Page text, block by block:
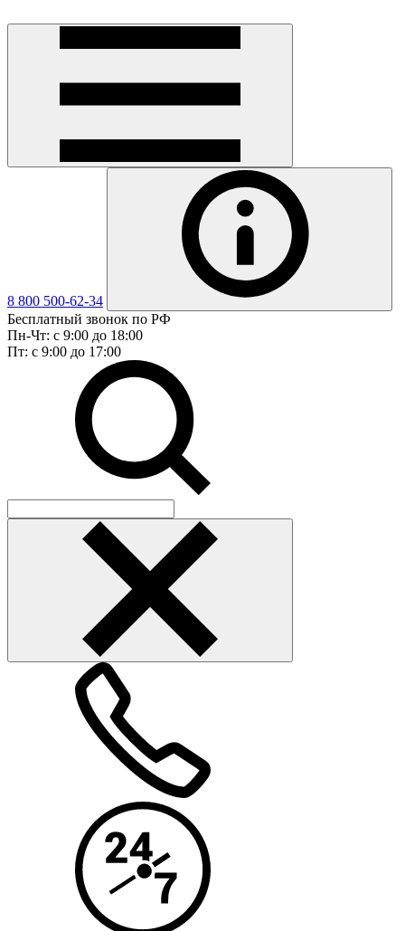
8 800 500-62-34
Бесплатный звонок по РФ
Пн-Чт: с 9:00 до 18:00
Пт: с 9:00 до 17:00